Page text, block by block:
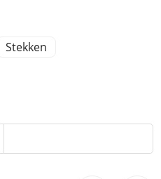
Stekken